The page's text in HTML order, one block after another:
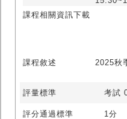
課程相關資訊下載
課程敘述 2025秋
評量標準 考試
評分通過標準 1分